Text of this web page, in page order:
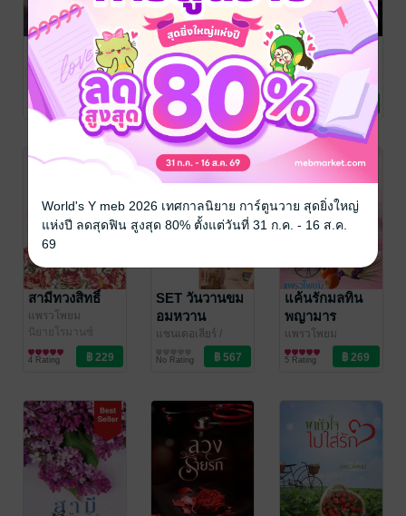
เลือดรักร้าย
แชนเดอเลียร์/
แพรวโพยม
นิยายรัก
28 Rating
โซ่รักกำราบร้าย
แพรวโพยม
นิยายโรมานซ์
24 Rating
ก็คนมันติดใจ
แพรวโพยม
นิยายรัก
2 Rating
สามีทวงสิทธิ์
แพรวโพยม
นิยายโรมานซ์
4 Rating
SET วันวานขม
อมหวาน
แชนเดอเลียร์ /
แพรวโพยม
No Rating
แค้นรักมลทิน
พญามาร
แพรวโพยม
นิยายโรมานซ์
5 Rating
World's Y meb 2026 เทศกาลนิยาย การ์ตูนวาย สุดยิ่งใหญ่
แห่งปี ลดสุดฟิน สูงสุด 80% ตั้งแต่วันที่ 31 ก.ค. - 16 ส.ค.
69